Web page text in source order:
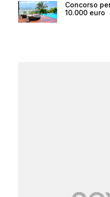
Concorso
10.000 euro